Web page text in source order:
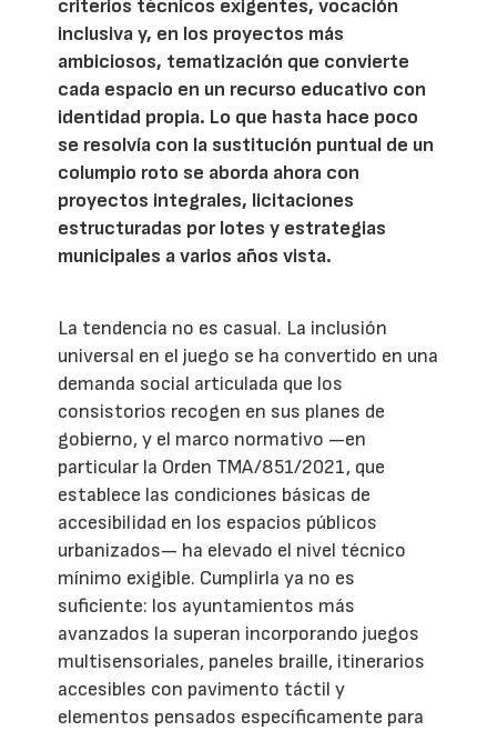
criterios técnicos exigentes, vocación
inclusiva y, en los proyectos más
ambiciosos, tematización que convierte
cada espacio en un recurso educativo con
identidad propia. Lo que hasta hace poco
se resolvía con la sustitución puntual de un
columpio roto se aborda ahora con
proyectos integrales, licitaciones
estructuradas por lotes y estrategias
municipales a varios años vista.
La tendencia no es casual. La inclusión
universal en el juego se ha convertido en una
demanda social articulada que los
consistorios recogen en sus planes de
gobierno, y el marco normativo —en
particular la Orden TMA/851/2021, que
establece las condiciones básicas de
accesibilidad en los espacios públicos
urbanizados— ha elevado el nivel técnico
mínimo exigible. Cumplirla ya no es
suficiente: los ayuntamientos más
avanzados la superan incorporando juegos
multisensoriales, paneles braille, itinerarios
accesibles con pavimento táctil y
elementos pensados específicamente para